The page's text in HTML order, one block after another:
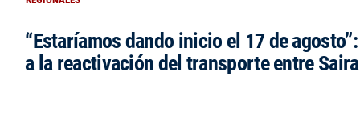
“Estaríamos dando inicio el 17 de
a la reactivación del transporte entre